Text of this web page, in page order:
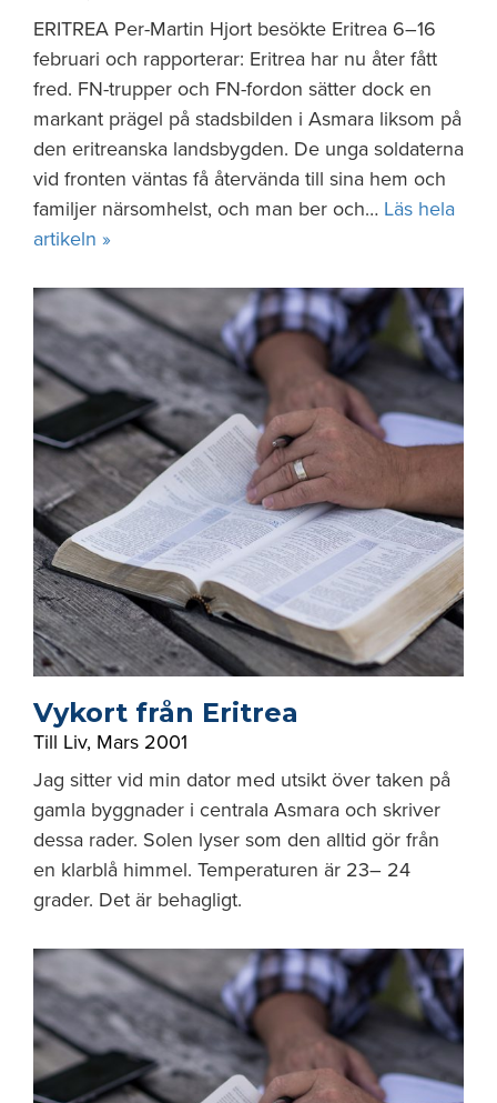
ERITREA Per-Martin Hjort besökte Eritrea 6–16
februari och rapporterar: Eritrea har nu åter fått
fred. FN-trupper och FN-fordon sätter dock en
markant prägel på stadsbilden i Asmara liksom på
den eritreanska landsbygden. De unga soldaterna
vid fronten väntas få återvända till sina hem och
familjer närsomhelst, och man ber och… Läs hela
artikeln »
Vykort från Eritrea
Till Liv, Mars 2001
Jag sitter vid min dator med utsikt över taken på
gamla byggnader i centrala Asmara och skriver
dessa rader. Solen lyser som den alltid gör från
en klarblå himmel. Temperaturen är 23– 24
grader. Det är behagligt.